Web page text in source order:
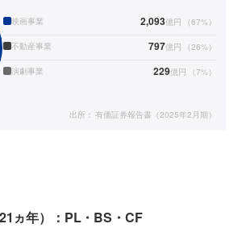
映画事業 2,093億円 （67%）
不動産事業 797億円 （26%）
演劇事業 229億円 （7%）
出所： 有価証券報告書（2025年2月期）
ヵ年）：PL・BS・CF